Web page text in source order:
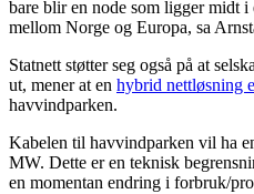
bare blir en node som ligger midt
mellom Norge og Europa, sa
Statnett støtter seg også på at
ut, mener at en hybrid nettløsning
havvindparken.
Kabelen til havvindparken vil ha
MW. Dette er en teknisk
en momentan endring i forbruk/